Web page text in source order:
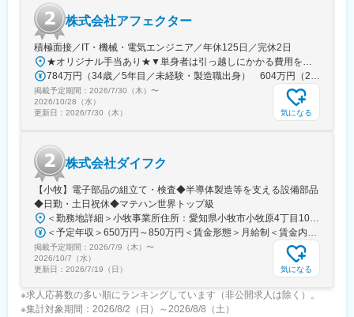
変更の範囲：会社の定める業務
株式会社アフェクター
積極面接／IT・機械・電気エンジニア／年休125日／完休2日
★オリジナル手当あり★▼単身者は引っ越しにかかる費用を全額支給▼家賃・共益費を最大95％会社で負担▼勤務地は希望考慮▼自宅からの通勤圏内のみの勤務もOK▼転勤なし(転勤希望があれば、お気軽にお問合せOK)※転勤希望者に関しましては、上記の 引っ越し費用・家賃補助95％(規定あり)を支給！＼手当活用例／家賃＋共益費で、6万円の場合（単身／首都圏／20代）■会社負担：95％■実質自己負担額：3,000円＜プロジェクト先エリア＞関東エリア（東京都・神奈川県・千葉県・埼玉県）東海エリア（愛知県・岐阜県・三重県・静岡県）関西エリア（大阪府・京都府・兵庫県・滋賀県）※勤務地は、希望を考慮して決定します。▼名古屋本社愛知県名古屋市中村区名駅南2丁目14-19住友生命名古屋ビル14F▼川崎本社神奈川県川崎市川崎区砂子1-2-4川崎砂子ビルディング11F▼東京支社東京都港区芝大門2-9-4 VORT芝大門lll3F▼大阪支社大阪府大阪市北区中崎2丁目1-44嶌野ビル５F柔軟に勤務地の対応を実施！お気軽にご応募・ご相談ください♪
784万円（34歳／5年目／未経験・製造職出身） 604万円（28歳／3年目／未経験・営業職出身）
掲載予定期間： 2026/7/30（木） 〜
2026/10/28（水）
更新日： 2026/7/30（木） 気になる
株式会社ダイフク
【小牧】電子部品の組立て・検査◆半導体製造等を支える設備部品
◆日勤・土日祝休◆マテハン世界トップ級
＜勤務地詳細＞小牧事業所住所：愛知県小牧市小牧原4丁目103番地 勤務地最寄駅：名鉄小牧線／小牧原駅受動喫煙対策：屋内全面禁煙変更の範囲：会社の定める事業所
＜予定年収＞650万円～850万円＜賃金形態＞月給制＜賃金内訳＞月額（基本給）：278,000円～360,000円＜月給＞278,000円～360,000円＜昇給有無＞有＜残業手当＞有＜給与補足＞※上記年収は目安であり、詳細はスキル・経験を考慮し決定いたします。賞与あり 年2回（7月、12月）2026度実績 年間9.12カ月※入社1年目の賞与は支給制限があります。■平均年収 917万円（2025年12月現在・平均年齢41歳）賃金はあくまでも目安の金額であり、選考を通じて上下する可能性があります。月給(月額)は固定手当を含めた表記です。
掲載予定期間： 2026/7/9（木） 〜
2026/10/7（水）
更新日： 2026/7/19（日） 気になる
※求人応募数の多い順にランキングしています（非公開求人は除く）。
※集計対象期間：2026/8/2（日）～2026/8/8（土）